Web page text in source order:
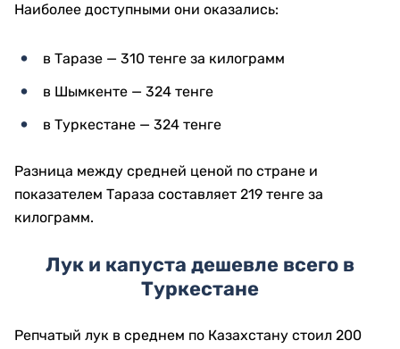
Наиболее доступными они оказались:
в Таразе — 310 тенге за килограмм
в Шымкенте — 324 тенге
в Туркестане — 324 тенге
Разница между средней ценой по стране и
показателем Тараза составляет 219 тенге за
килограмм.
Лук и капуста дешевле всего в
Туркестане
Репчатый лук в среднем по Казахстану стоил 200